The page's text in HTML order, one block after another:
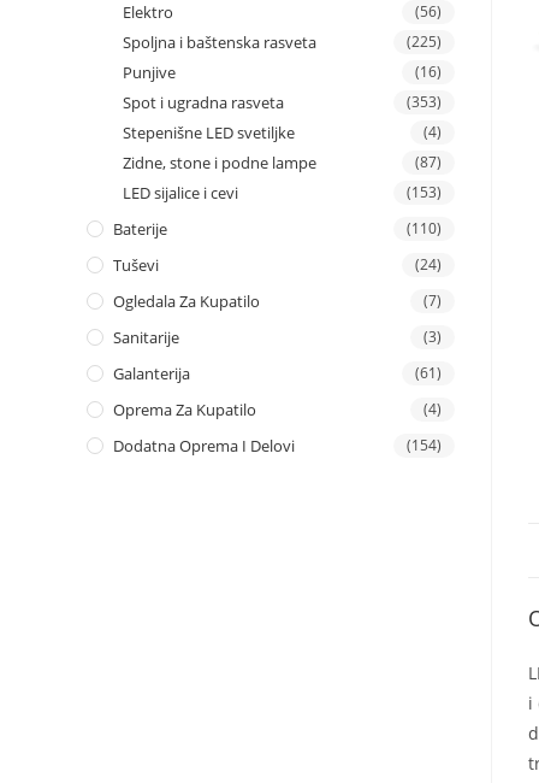
i
Elektro (56)
Spoljna i baštenska rasveta (225)
Punjive (16)
Spot i ugradna rasveta (353)
Stepenišne LED svetiljke (4)
Zidne, stone i podne lampe (87)
LED sijalice i cevi (153)
Baterije (110)
Tuševi (24)
Ogledala Za Kupatilo (7)
Sanitarije (3)
Galanterija (61)
Oprema Za Kupatilo (4)
Dodatna Oprema I Delovi (154)